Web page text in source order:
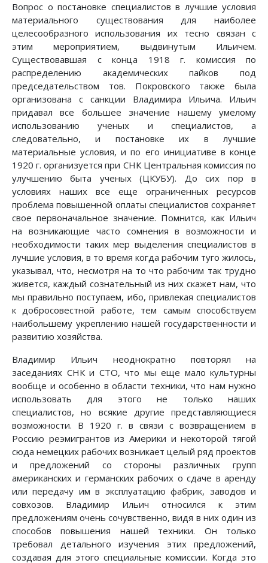
Вопрос о постановке специалистов в лучшие условия
материального существования для наиболее
целесообразного использования их тесно связан с
этим мероприятием, выдвинутым Ильичем.
Существовавшая с конца 1918 г. комиссия по
распределению академических пайков под
председательством тов. Покровского также была
организована с санкции Владимира Ильича. Ильич
придавал все большее значение нашему умелому
использованию ученых и специалистов, а
следовательно, и постановке их в лучшие
материальные условия, и по его инициативе в конце
1920 г. организуется при СНК Центральная комиссия по
улучшению быта ученых (ЦКУБУ). До сих пор в
условиях наших все еще ограниченных ресурсов
проблема повышенной оплаты специалистов сохраняет
свое первоначальное значение. Помнится, как Ильич
на возникающие часто сомнения в возможности и
необходимости таких мер выделения специалистов в
лучшие условия, в то время когда рабочим туго жилось,
указывал, что, несмотря на то что рабочим так трудно
живется, каждый сознательный из них скажет нам, что
мы правильно поступаем, ибо, привлекая специалистов
к добросовестной работе, тем самым способствуем
наибольшему укреплению нашей государственности и
развитию хозяйства.
Владимир Ильич неоднократно повторял на
заседаниях СНК и СТО, что мы еще мало культурны
вообще и особенно в области техники, что нам нужно
использовать для этого не только наших
специалистов, но всякие другие представляющиеся
возможности. В 1920 г. в связи с возвращением в
Россию реэмигрантов из Америки и некоторой тягой
сюда немецких рабочих возникает целый ряд проектов
и предложений со стороны различных групп
американских и германских рабочих о сдаче в аренду
или передачу им в эксплуатацию фабрик, заводов и
совхозов. Владимир Ильич относился к этим
предложениям очень сочувственно, видя в них один из
способов повышения нашей техники. Он только
требовал детального изучения этих предложений,
создавая для этого специальные комиссии. Когда это